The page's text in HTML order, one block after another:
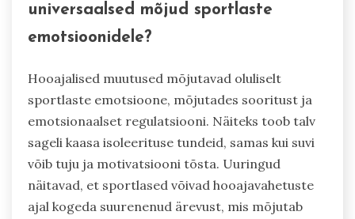
universaalsed mõjud sportlaste
emotsioonidele?
Hooajalised muutused mõjutavad oluliselt
sportlaste emotsioone, mõjutades sooritust ja
emotsionaalset regulatsiooni. Näiteks toob talv
sageli kaasa isoleerituse tundeid, samas kui suvi
võib tuju ja motivatsiooni tõsta. Uuringud
näitavad, et sportlased võivad hooajavahetuste
ajal kogeda suurenenud ärevust, mis mõjutab